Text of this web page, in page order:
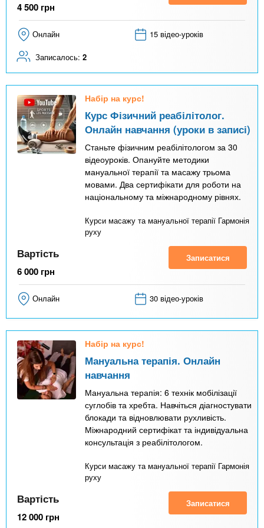
4 500 грн
Онлайн 15 відео-уроків
Записалось: 2
Набір на курс!
Курс Фізичний реабілітолог.
Онлайн навчання (уроки в записі)
Станьте фізичним реабілітологом за 30
відеоуроків. Опануйте методики
мануальної терапії та масажу трьома
мовами. Два сертифікати для роботи на
національному та міжнародному рівнях.
Курси масажу та мануальної терапії Гармонія
руху
Вартість
6 000 грн
Записатися
Онлайн 30 відео-уроків
Набір на курс!
Мануальна терапія. Онлайн
навчання
Мануальна терапія: 6 технік мобілізації
суглобів та хребта. Навчіться діагностувати
блокади та відновлювати рухливість.
Міжнародний сертифікат та індивідуальна
консультація з реабілітологом.
Курси масажу та мануальної терапії Гармонія
руху
Вартість
12 000 грн
Записатися